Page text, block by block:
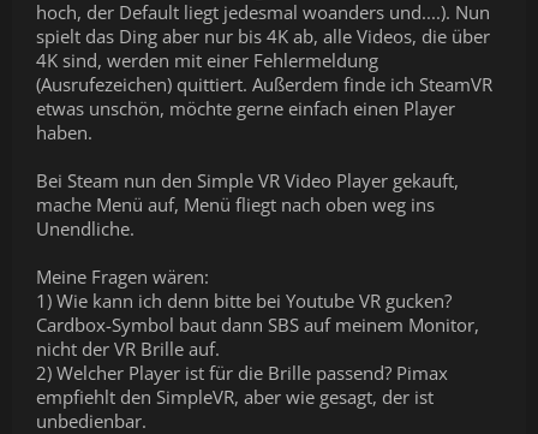
hoch, der Default liegt jedesmal woanders und....). Nun
spielt das Ding aber nur bis 4K ab, alle Videos, die über
4K sind, werden mit einer Fehlermeldung
(Ausrufezeichen) quittiert. Außerdem finde ich SteamVR
etwas unschön, möchte gerne einfach einen Player
haben.
Bei Steam nun den Simple VR Video Player gekauft,
mache Menü auf, Menü fliegt nach oben weg ins
Unendliche.
Meine Fragen wären:
1) Wie kann ich denn bitte bei Youtube VR gucken?
Cardbox-Symbol baut dann SBS auf meinem Monitor,
nicht der VR Brille auf.
2) Welcher Player ist für die Brille passend? Pimax
empfiehlt den SimpleVR, aber wie gesagt, der ist
unbedienbar.